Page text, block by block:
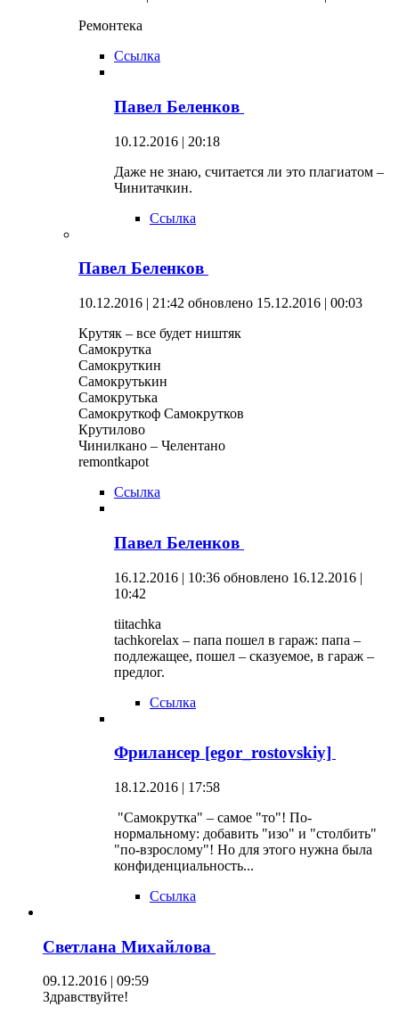
Ремонтека
Ссылка
Павел Беленков
10.12.2016 | 20:18
Даже не знаю, считается ли это плагиатом –
Чинитачкин.
Ссылка
Павел Беленков
10.12.2016 | 21:42 обновлено 15.12.2016 | 00:03
Крутяк – все будет ништяк
Самокрутка
Самокруткин
Самокрутькин
Самокрутька
Самокруткоф Самокрутков
Крутилово
Чинилкано – Челентано
remontkapot
Ссылка
Павел Беленков
16.12.2016 | 10:36 обновлено 16.12.2016 |
10:42
tiitachka
tachkorelax – папа пошел в гараж: папа –
подлежащее, пошел – сказуемое, в гараж –
предлог.
Ссылка
Фрилансер [egor_rostovskiy]
18.12.2016 | 17:58
"Самокрутка" – самое "то"! По-
нормальному: добавить "изо" и "столбить"
"по-взрослому"! Но для этого нужна была
конфиденциальность...
Ссылка
Светлана Михайлова
09.12.2016 | 09:59
Здравствуйте!